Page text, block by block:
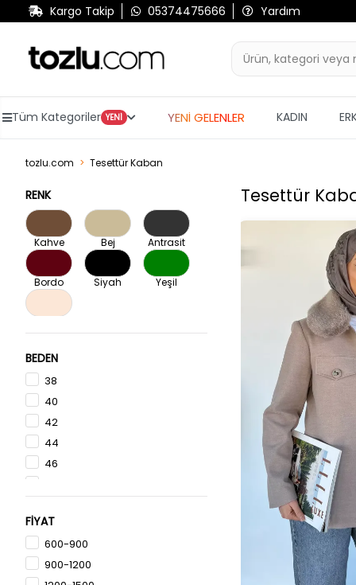
Kargo Takip 05374475666 Yardım
Tüm Kategoriler YENİ YENİ GELENLER KADIN
tozlu.com Tesettür Kaban
RENK
Kahve Bej Antrasit
Bordo Siyah Yeşil
BEDEN
38
40
42
44
46
M
L
XL
FİYAT
600-900
900-1200
Tesettür